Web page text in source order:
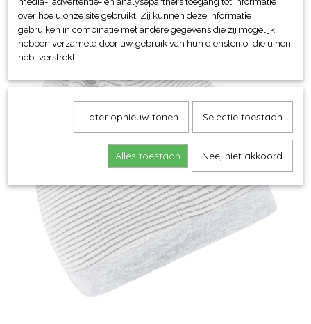
over hoe u onze site gebruikt. Zij kunnen deze informatie
gebruiken in combinatie met andere gegevens die zij mogelijk
hebben verzameld door uw gebruik van hun diensten of die u hen
hebt verstrekt.
Later opnieuw tonen Selectie toestaan
Alles toestaan Nee, niet akkoord